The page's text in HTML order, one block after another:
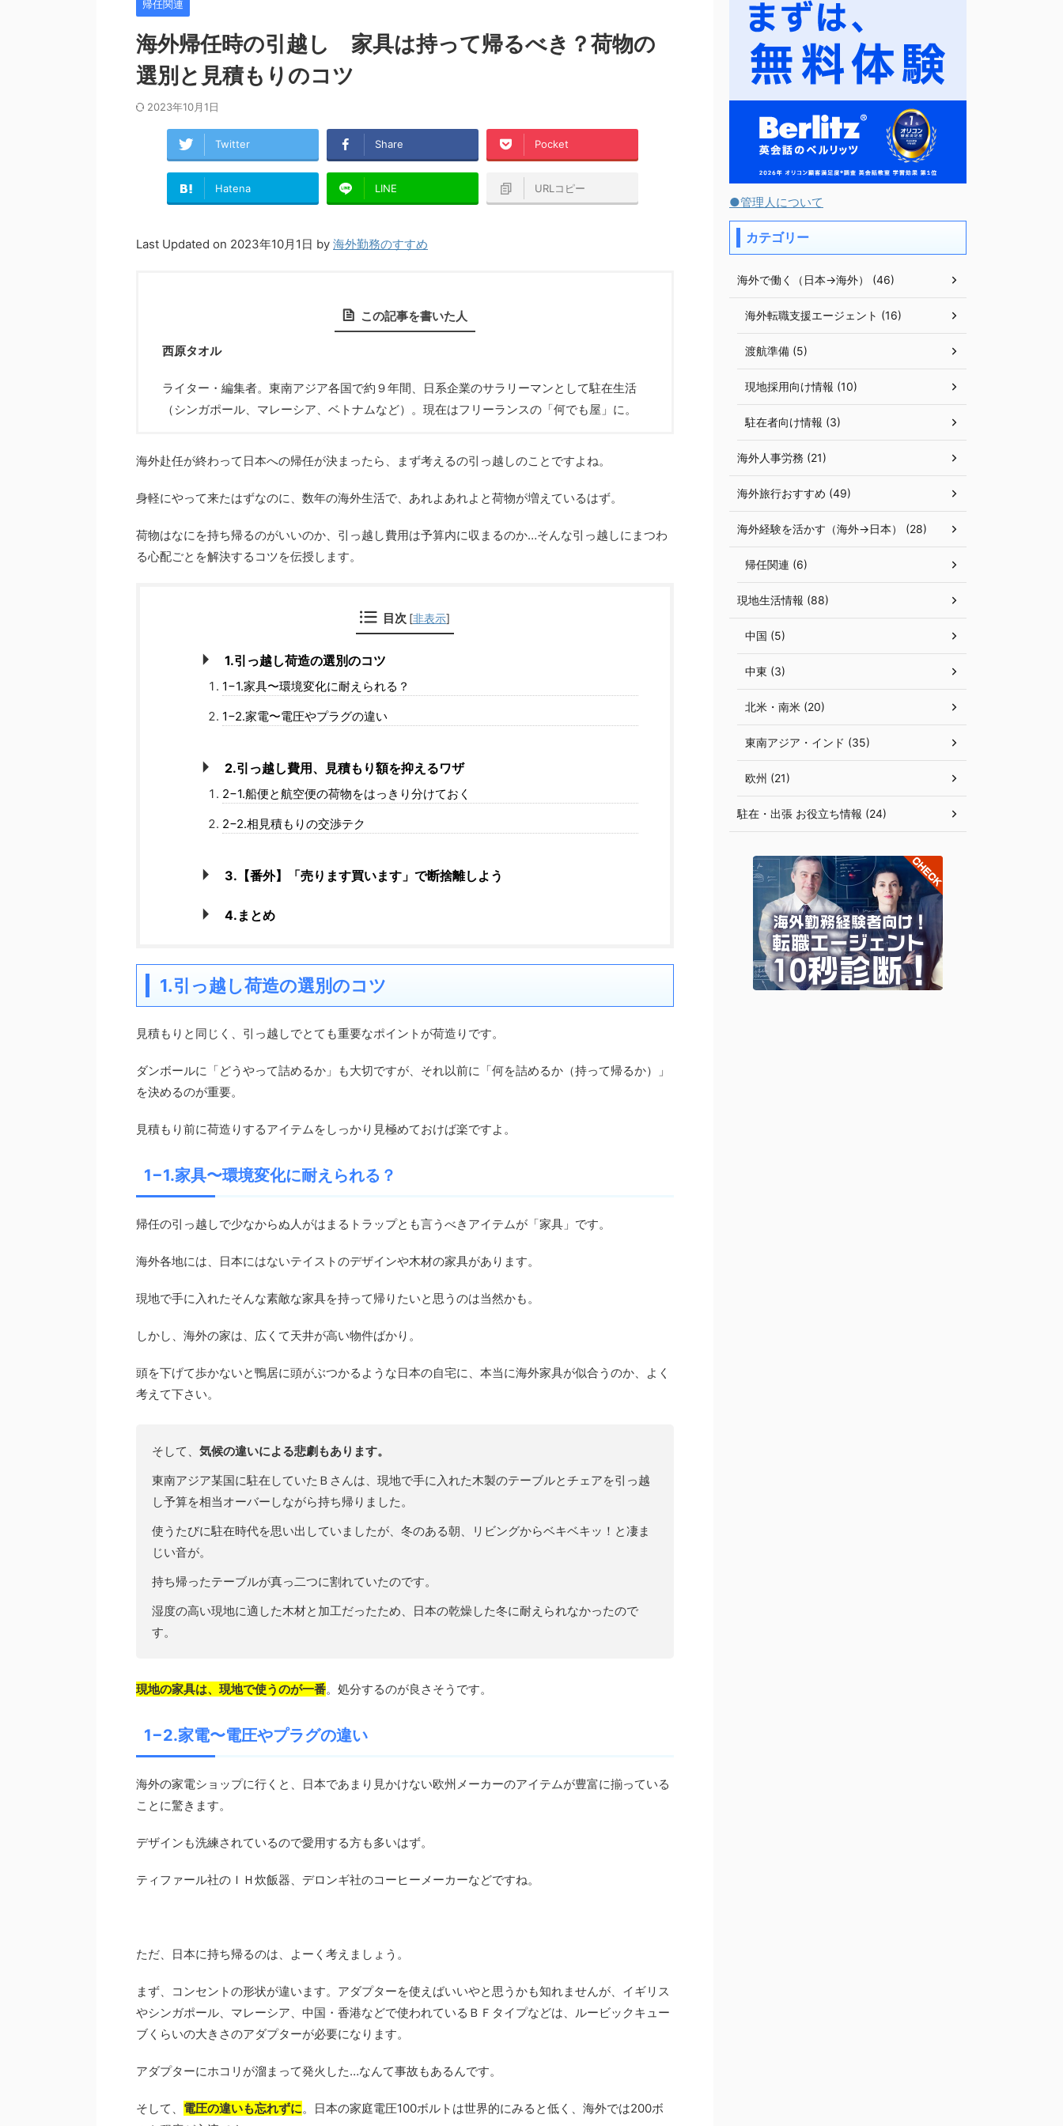
帰任関連
海外帰任時の引越し 家具は持って帰るべき？荷物の
選別と見積もりのコツ
2023年10月1日
Twitter Share Pocket
Hatena LINE URLコピー
Last Updated on 2023年10月1日 by 海外勤務のすすめ
この記事を書いた人
西原タオル
ライター・編集者。東南アジア各国で約９年間、日系企業のサラリーマンとして駐在生活
（シンガポール、マレーシア、ベトナムなど）。現在はフリーランスの「何でも屋」に。
海外赴任が終わって日本への帰任が決まったら、まず考えるの引っ越しのことですよね。
身軽にやって来たはずなのに、数年の海外生活で、あれよあれよと荷物が増えているはず。
荷物はなにを持ち帰るのがいいのか、引っ越し費用は予算内に収まるのか…そんな引っ越しにまつわ
る心配ごとを解決するコツを伝授します。
目次 [非表示]
1.引っ越し荷造の選別のコツ
1−1.家具〜環境変化に耐えられる？
1−2.家電〜電圧やプラグの違い
2.引っ越し費用、見積もり額を抑えるワザ
2−1.船便と航空便の荷物をはっきり分けておく
2−2.相見積もりの交渉テク
3.【番外】「売ります買います」で断捨離しよう
4.まとめ
1.引っ越し荷造の選別のコツ
見積もりと同じく、引っ越しでとても重要なポイントが荷造りです。
ダンボールに「どうやって詰めるか」も大切ですが、それ以前に「何を詰めるか（持って帰るか）」
を決めるのが重要。
見積もり前に荷造りするアイテムをしっかり見極めておけば楽ですよ。
1−1.家具〜環境変化に耐えられる？
帰任の引っ越しで少なからぬ人がはまるトラップとも言うべきアイテムが「家具」です。
海外各地には、日本にはないテイストのデザインや木材の家具があります。
現地で手に入れたそんな素敵な家具を持って帰りたいと思うのは当然かも。
しかし、海外の家は、広くて天井が高い物件ばかり。
頭を下げて歩かないと鴨居に頭がぶつかるような日本の自宅に、本当に海外家具が似合うのか、よく
考えて下さい。
そして、 気候の違いによる悲劇もあります。
東南アジア某国に駐在していたＢさんは、現地で手に入れた木製のテーブルとチェアを引っ越
し予算を相当オーバーしながら持ち帰りました。
使うたびに駐在時代を思い出していましたが、冬のある朝、リビングからベキベキッ！と凄ま
じい音が。
持ち帰ったテーブルが真っ二つに割れていたのです。
湿度の高い現地に適した木材と加工だったため、日本の乾燥した冬に耐えられなかったので
す。
現地の家具は、現地で使うのが一番。処分するのが良さそうです。
1−2.家電〜電圧やプラグの違い
海外の家電ショップに行くと、日本であまり見かけない欧州メーカーのアイテムが豊富に揃っている
ことに驚きます。
デザインも洗練されているので愛用する方も多いはず。
ティファール社のＩＨ炊飯器、デロンギ社のコーヒーメーカーなどですね。
ただ、日本に持ち帰るのは、よーく考えましょう。
まず、コンセントの形状が違います。アダプターを使えばいいやと思うかも知れませんが、イギリス
やシンガポール、マレーシア、中国・香港などで使われているＢＦタイプなどは、ルービックキュー
ブくらいの大きさのアダプターが必要になります。
アダプターにホコリが溜まって発火した…なんて事故もあるんです。
そして、 電圧の違いも忘れずに。日本の家庭電圧100ボルトは世界的にみると低く、海外では200ボ
●管理人について
カテゴリー
海外で働く（日本→海外） (46)
海外転職支援エージェント (16)
渡航準備 (5)
現地採用向け情報 (10)
駐在者向け情報 (3)
海外人事労務 (21)
海外旅行おすすめ (49)
海外経験を活かす（海外→日本） (28)
帰任関連 (6)
現地生活情報 (88)
中国 (5)
中東 (3)
北米・南米 (20)
東南アジア・インド (35)
欧州 (21)
駐在・出張 お役立ち情報 (24)